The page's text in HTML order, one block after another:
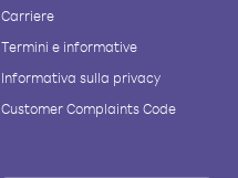
Carriere
Termini e informative
Informativa sulla privacy
Customer Complaints Code